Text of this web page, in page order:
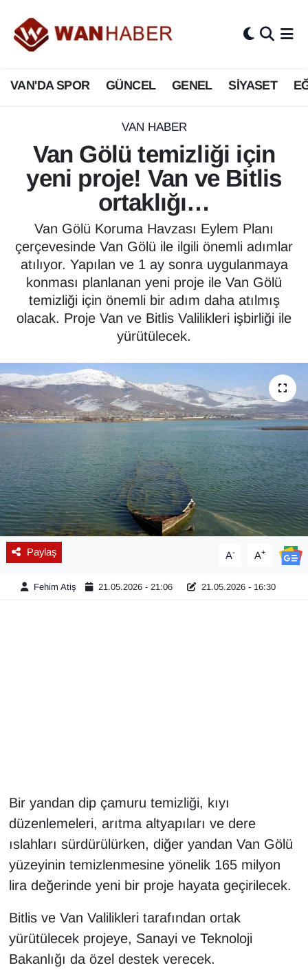
VAN'DA SPOR GÜNCEL GENEL SİYASET
VAN HABER
Van Gölü temizliği için
yeni proje! Van ve Bitlis
ortaklığı…
Van Gölü Koruma Havzası Eylem Planı
çerçevesinde Van Gölü ile ilgili önemli adımlar
atılıyor. Yapılan ve 1 ay sonra uygulanmaya
konması planlanan yeni proje ile Van Gölü
temizliği için önemli bir adım daha atılmış
olacak. Proje Van ve Bitlis Valilikleri işbirliği ile
yürütülecek.
Paylaş A- A+
Fehim Atiş 21.05.2026 - 21:06 21.05.2026 - 16:30
Bir yandan dip çamuru temizliği, kıyı
düzenlemeleri, arıtma altyapıları ve dere
ıslahları sürdürülürken, diğer yandan Van Gölü
yüzeyinin temizlenmesine yönelik 165 milyon
lira değerinde yeni bir proje hayata geçirilecek.
Bitlis ve Van Valilikleri tarafından ortak
yürütülecek projeye, Sanayi ve Teknoloji
Bakanlığı da özel destek verecek.
3.SAYFA
ASAYİŞ
BİLİM VE TEKNOLOJİ
Biyografi
Bölge Haberleri
ÇEVRE
Deprem
Dernekler, Odalar
DÜNYA
EĞİTİM
EKONOMİ
Eleman
Emlak
En çok konuşulanlar
Kamu Alımları
Kim Kimdir?
Kültür & Sanat
KURDÎ
MAGAZİN
Van Nöbetçi Eczaneler
Van Hava Durumu
Van Namaz Vakitleri
Van Trafik Yoğunluk Haritası
Süper Lig Puan Durumu ve Fikstür
Tüm Manşetler
Son Dakika Haberleri
Haber Arşivi